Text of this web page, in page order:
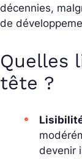
décennies,
de
Quelles
tête ?
devenir